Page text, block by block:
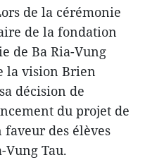
de la cérémonie
de la fondation
de Ba Ria-Vung
la vision Brien
décision de
du projet de
des élèves
Vung Tau.